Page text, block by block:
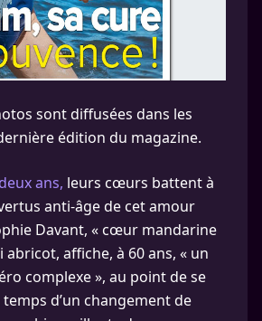
sont diffusées dans les
édition du magazine.
ans, leurs cœurs battent à
anti-âge de cet amour
Davant, « cœur mandarine
affiche, à 60 ans, « un
complexe », au point de se
d’un changement de